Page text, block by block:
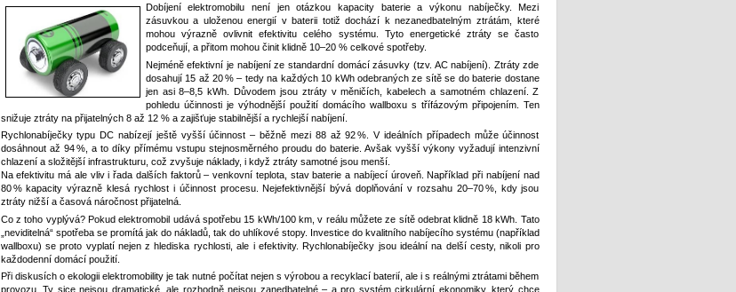
Dobíjení elektromobilu není jen otázkou kapacity baterie a výkonu nabíječky. Mezi
zásuvkou a uloženou energií v baterii totiž dochází k nezanedbatelným ztrátám, které
mohou výrazně ovlivnit efektivitu celého systému. Tyto energetické ztráty se často
podceňují, a přitom mohou činit klidně 10–20 % celkové spotřeby.
Nejméně efektivní je nabíjení ze standardní domácí zásuvky (tzv. AC nabíjení). Ztráty zde
dosahují 15 až 20 % – tedy na každých 10 kWh odebraných ze sítě se do baterie dostane
jen asi 8–8,5 kWh. Důvodem jsou ztráty v měničích, kabelech a samotném chlazení. Z
pohledu účinnosti je výhodnější použití domácího wallboxu s třífázovým připojením. Ten
snižuje ztráty na přijatelných 8 až 12 % a zajišťuje stabilnější a rychlejší nabíjení.
Rychlonabíječky typu DC nabízejí ještě vyšší účinnost – běžně mezi 88 až 92 %. V ideálních případech může účinnost
dosáhnout až 94 %, a to díky přímému vstupu stejnosměrného proudu do baterie. Avšak vyšší výkony vyžadují intenzivní
chlazení a složitější infrastrukturu, což zvyšuje náklady, i když ztráty samotné jsou menší.
Na efektivitu má ale vliv i řada dalších faktorů – venkovní teplota, stav baterie a nabíjecí úroveň. Například při nabíjení nad
80 % kapacity výrazně klesá rychlost i účinnost procesu. Nejefektivnější bývá doplňování v rozsahu 20–70 %, kdy jsou
ztráty nižší a časová náročnost přijatelná.
Co z toho vyplývá? Pokud elektromobil udává spotřebu 15 kWh/100 km, v reálu můžete ze sítě odebrat klidně 18 kWh. Tato
„neviditelná“ spotřeba se promítá jak do nákladů, tak do uhlíkové stopy. Investice do kvalitního nabíjecího systému (například
wallboxu) se proto vyplatí nejen z hlediska rychlosti, ale i efektivity. Rychlonabíječky jsou ideální na delší cesty, nikoli pro
každodenní domácí použití.
Při diskusích o ekologii elektromobility je tak nutné počítat nejen s výrobou a recyklací baterií, ale i s reálnými ztrátami během
provozu. Ty sice nejsou dramatické, ale rozhodně nejsou zanedbatelné – a pro systém cirkulární ekonomiky, který chce